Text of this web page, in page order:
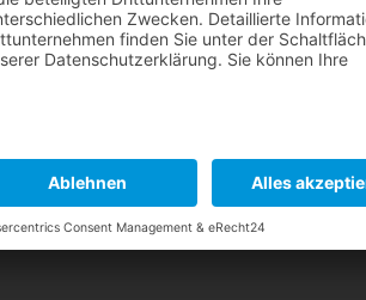
Bereich zur Verfügung. Schwerpunkte der
sein und damit zum Abzug berechtigen